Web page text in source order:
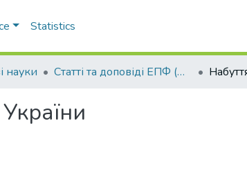
Statistics
науки Статті та доповіді ЕПФ (Правові науки)